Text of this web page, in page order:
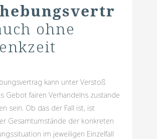
ohne
kann unter Verstoß
Gebot fairen Verhandelns zustande
sein. Ob das der Fall ist, ist
Gesamtumstände der konkreten
im jeweiligen Einzelfall